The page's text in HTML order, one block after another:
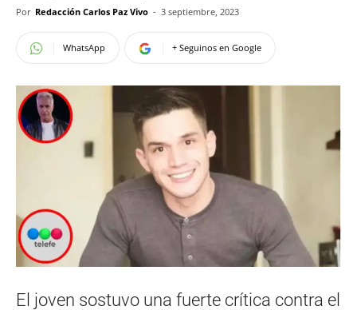
Por Redacción Carlos Paz Vivo - 3 septiembre, 2023
WhatsApp + Seguinos en Google
El joven sostuvo una fuerte crítica contra el